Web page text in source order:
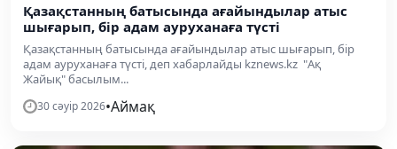
Қазақстанның батысында ағайындылар атыс
шығарып, бір адам ауруханаға түсті
Қазақстанның батысында ағайындылар атыс шығарып, бір
адам ауруханаға түсті, деп хабарлайды kznews.kz "Ақ
Жайық" басылым...
30 сәуір 2026•Аймақ